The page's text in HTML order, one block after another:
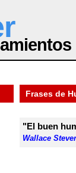
Frases de
"El buen
Wallace